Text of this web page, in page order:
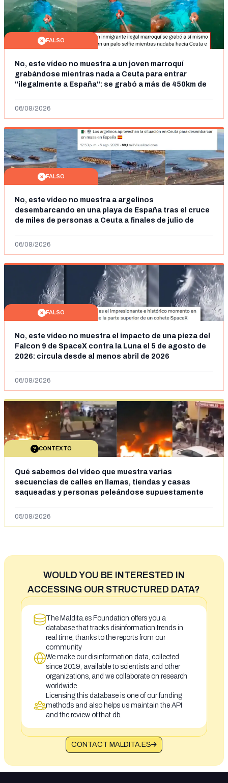
FALSO
No, este vídeo no muestra a un joven marroquí
grabándose mientras nada a Ceuta para entrar
"ilegalmente a España": se grabó a más de 450km de
06/08/2026
FALSO
No, este vídeo no muestra a argelinos
desembarcando en una playa de España tras el cruce
de miles de personas a Ceuta a finales de julio de
06/08/2026
FALSO
No, este vídeo no muestra el impacto de una pieza del
Falcon 9 de SpaceX contra la Luna el 5 de agosto de
2026: circula desde al menos abril de 2026
06/08/2026
CONTEXTO
Qué sabemos del vídeo que muestra varias
secuencias de calles en llamas, tiendas y casas
saqueadas y personas peleándose supuestamente
situación irregular a Ceuta
05/08/2026
WOULD YOU BE INTERESTED IN
ACCESSING OUR STRUCTURED DATA?
The Maldita.es Foundation offers you a
database that tracks disinformation trends in
real time, thanks to the reports from our
community
We make our disinformation data, collected
since 2019, available to scientists and other
organizations, and we collaborate on research
worldwide.
Licensing this database is one of our funding
methods and also helps us maintain the API
and the review of that db.
CONTACT MALDITA.ES